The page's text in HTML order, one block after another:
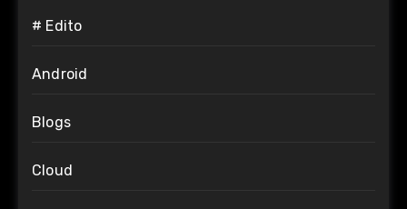
# Edito
Android
Blogs
Cloud